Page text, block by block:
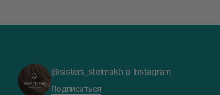
@sisters_stelmakh в Instagram
Подписаться